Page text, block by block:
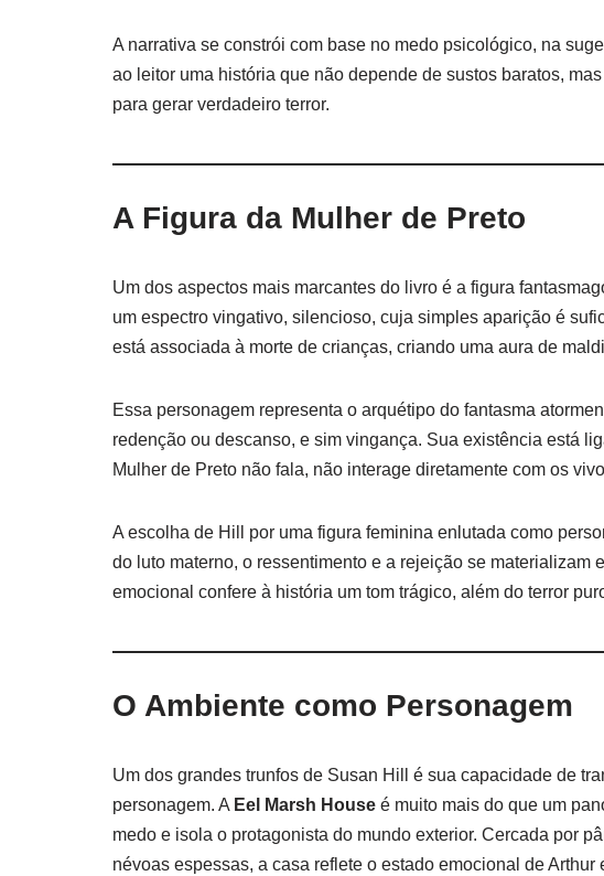
A narrativa se constrói com base no medo psicológico, na
ao leitor uma história que não depende de sustos baratos,
para gerar verdadeiro terror.
A Figura da Mulher de Preto
Um dos aspectos mais marcantes do livro é a figura
um espectro vingativo, silencioso, cuja simples aparição é
está associada à morte de crianças, criando uma aura de
Essa personagem representa o arquétipo do fantasma
redenção ou descanso, e sim vingança. Sua existência está
Mulher de Preto não fala, não interage diretamente com os
A escolha de Hill por uma figura feminina enlutada como
do luto materno, o ressentimento e a rejeição se
emocional confere à história um tom trágico, além do terror
O Ambiente como Personagem
Um dos grandes trunfos de Susan Hill é sua capacidade de
personagem. A Eel Marsh House é muito mais do que um
medo e isola o protagonista do mundo exterior. Cercada por
névoas espessas, a casa reflete o estado emocional de